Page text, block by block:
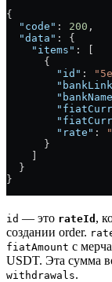
{
  "code"
: 200 ,
  "data"
: {
    "items"
: [
      {
        "id"
:
        "rate"
:
      }
  }
}
id — это rateId ,
создании order.
fiatAmount с
USDT. Эта сумма
withdrawals.